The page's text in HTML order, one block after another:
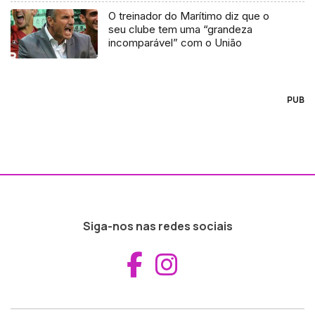
O treinador do Marítimo diz que o
seu clube tem uma “grandeza
incomparável” com o União
PUB
Siga-nos nas redes sociais
Aceder ao